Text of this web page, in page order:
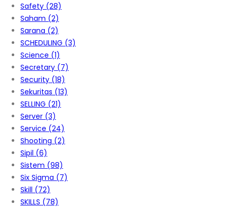
Safety (28)
Saham (2)
Sarana (2)
SCHEDULING (3)
Science (1)
Secretary (7)
Security (18)
Sekuritas (13)
SELLING (21)
Server (3)
Service (24)
Shooting (2)
Sipil (6)
Sistem (98)
Six Sigma (7)
Skill (72)
SKILLS (78)